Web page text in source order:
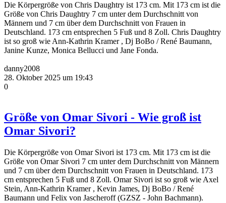
Die Körpergröße von Chris Daughtry ist 173 cm. Mit 173 cm ist die
Größe von Chris Daughtry 7 cm unter dem Durchschnitt von
Männern und 7 cm über dem Durchschnitt von Frauen in
Deutschland. 173 cm entsprechen 5 Fuß und 8 Zoll. Chris Daughtry
ist so groß wie Ann-Kathrin Kramer , Dj BoBo / René Baumann,
Janine Kunze, Monica Bellucci und Jane Fonda.
danny2008
28. Oktober 2025 um 19:43
0
Größe von Omar Sivori - Wie groß ist
Omar Sivori?
Die Körpergröße von Omar Sivori ist 173 cm. Mit 173 cm ist die
Größe von Omar Sivori 7 cm unter dem Durchschnitt von Männern
und 7 cm über dem Durchschnitt von Frauen in Deutschland. 173
cm entsprechen 5 Fuß und 8 Zoll. Omar Sivori ist so groß wie Axel
Stein, Ann-Kathrin Kramer , Kevin James, Dj BoBo / René
Baumann und Felix von Jascheroff (GZSZ - John Bachmann).